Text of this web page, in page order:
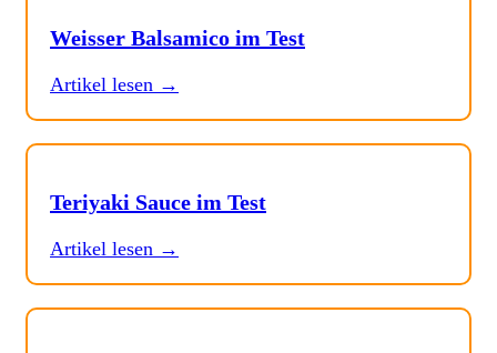
Weisser Balsamico im Test
Artikel lesen →
Teriyaki Sauce im Test
Artikel lesen →